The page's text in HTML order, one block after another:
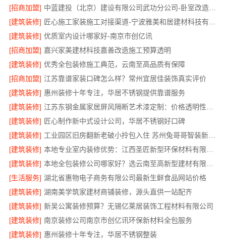
[招商加盟]
中蓝建投（北京）建设有限公司武功分公司-卧室改造智能家居
[建筑装修]
[建筑装修] 优质室内设计哪家好-南京市创亿讯
[招商加盟] 嘉兴家美建材科技嘉善改造施工预算透明
[建筑装修] 优秀全包装修施工典范，云南至高品质有保障
[招商加盟] 江苏靠谱家装口碑怎么样？常州宜居佳装饰真实评价
[建筑装修] 惠州装修十年专注，华居不锈钢提供靠谱服务
[建筑装修]
[建筑装修] 匠心制作新中式设计公司，华居不锈钢好口碑
[建筑装修]
工业园区旧房翻新老破小拎包入住 苏州兔哥哥智装新材料有限公司
[建筑装修]
[建筑装修]
[生活服务] 湖北省惠物电子商务有限公司最新生鲜食品网站价格
[建筑装修] 湖南美学筑家建材商铺装修，源头直供一站配齐
[建筑装修] 新吴公寓装修预算？无锡亿莱居装饰工程材料有限公司
[建筑装修] 南京装修公司南京市创亿讯环保新材料全包服务
[建筑装修] 惠州装修十年专注，华居不锈钢整装